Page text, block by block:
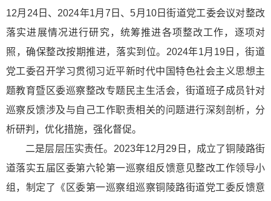
12月24日、2024年1月7日、5月10日街道党工委会议对整改
落实进展情况进行研究，统筹推进各项整改工作，逐项对
照，确保整改按期推进，落实到位。2024年1月19日，街道
党工委召开学习贯彻习近平新时代中国特色社会主义思想主
题教育暨区委巡察整改专题民主生活会，街道班子成员针对
巡察反馈涉及与自己工作职责相关的问题进行深刻剖析，分
析研判，优化措施，强化督促。
二是层层压实责任。2023年12月29日，成立了铜陵路街
道落实五届区委第六轮第一巡察组反馈意见整改工作领导小
组，制定了《区委第一巡察组巡察铜陵路街道党工委反馈意